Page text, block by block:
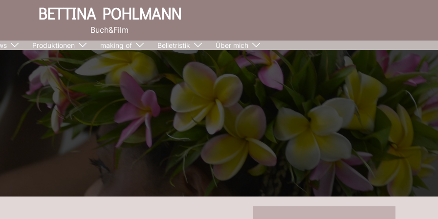
BETTINA POHLMANN
Buch&Film
Produktionen making of Belletristik Über mich